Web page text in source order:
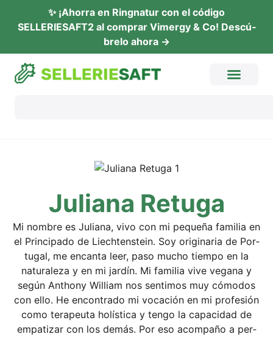
✨ ¡Ahor­ra en Ring­na­tur con el códi­go
SELLERIESAFT2 al com­prar Vimer­gy & Co! Descú­
b­re­lo ahora →
Julia­na Retuga
Mi nombre es Julia­na, vivo con mi peque­ña fami­lia en
el Prin­ci­pa­do de Liech­ten­stein. Soy ori­gi­na­ria de Por­
tu­gal, me encan­ta leer, paso mucho tiem­po en la
natu­ra­le­za y en mi jar­dín. Mi fami­lia vive vega­na y
según Antho­ny Wil­liam nos sen­ti­mos muy cómo­dos
con ello. He encon­tra­do mi voca­ción en mi pro­fe­sión
como ter­a­peu­ta holí­sti­ca y ten­go la capa­ci­dad de
empa­ti­zar con los demás. Por eso acom­pa­ño a per­